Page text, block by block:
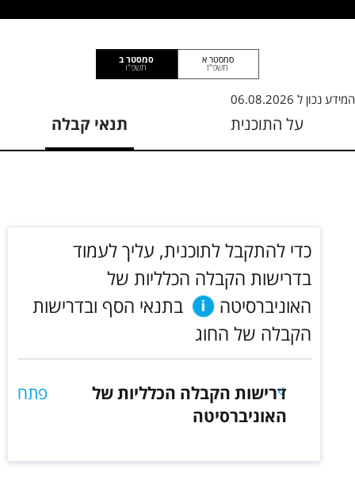
סמסטר א
תשפ"ז
סמסטר ב
תשפ"ו
המידע נכון ל 06.08.2026
על התוכנית תנאי קבלה
כדי להתקבל לתוכנית, עליך לעמוד
בדרישות הקבלה הכלליות של
האוניברסיטה
בתנאי הסף ובדרישות
הקבלה של החוג
דרישות הקבלה הכלליות של
האוניברסיטה
פתח